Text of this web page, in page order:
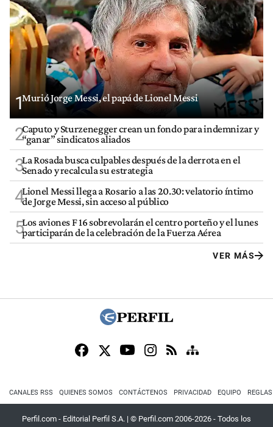
1Murió Jorge Messi, el papá de Lionel Messi
2Caputo y Sturzenegger crean un fondo para indemnizar y
“ganar” sindicatos aliados
3La Rosada busca culpables después de la derrota en el
Senado y recalcula su estrategia
4Lionel Messi llega a Rosario a las 20.30: velatorio íntimo
de Jorge Messi, sin acceso al público
5Los aviones F 16 sobrevolarán el centro porteño y el lunes
participarán de la celebración de la Fuerza Aérea
VER MÁS
CANALES RSS QUIENES SOMOS CONTÁCTENOS PRIVACIDAD EQUIPO
Perfil.com - Editorial Perfil S.A. | © Perfil.com 2006-2026 - Todos los